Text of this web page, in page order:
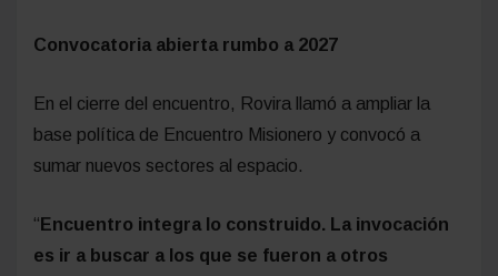
Convocatoria abierta rumbo a 2027
En el cierre del encuentro, Rovira llamó a ampliar la
base política de Encuentro Misionero y convocó a
sumar nuevos sectores al espacio.
“ Encuentro integra lo construido. La invocación
es ir a buscar a los que se fueron a otros